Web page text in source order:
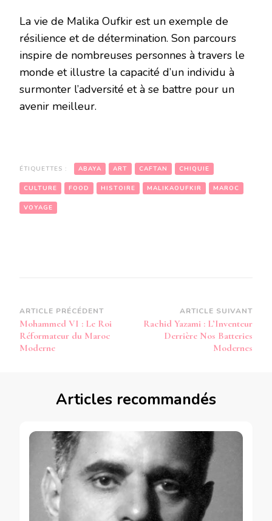
La vie de Malika Oufkir est un exemple de
résilience et de détermination. Son parcours
inspire de nombreuses personnes à travers le
monde et illustre la capacité d’un individu à
surmonter l’adversité et à se battre pour un
avenir meilleur.
ÉTIQUETTES : ABAYA ART CAFTAN CHIQUIE
CULTURE FOOD HISTOIRE MALIKAOUFKIR MAROC
VOYAGE
Navigation
d’article
ARTICLE PRÉCÉDENT
Mohammed VI : Le Roi
Réformateur du Maroc
Moderne
ARTICLE SUIVANT
Rachid Yazami : L’Inventeur
Derrière Nos Batteries
Modernes
Articles recommandés